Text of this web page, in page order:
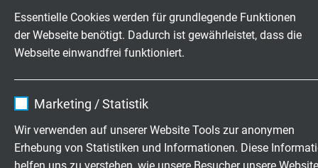
Essentielle Cookies werden für grundlegende Funktionen
der Webseite benötigt. Dadurch ist gewährleistet, dass die
Webseite einwandfrei funktioniert.
Laufzeit 1 Jahr
Marketing / Statistik
Wir verwenden auf unserer Website Tools zur anonymen
Erhebung von Statistiken und Informationen. Diese
L62340210
18 AWG (30/32) •
Artikel anfragen
1,00 mm²
Artikel anfragen